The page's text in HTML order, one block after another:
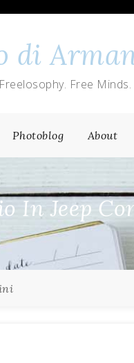
di
Freelosophy. Free Minds.
Photoblog About
In Jeep